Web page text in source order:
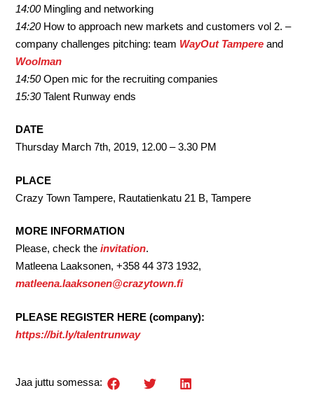
14:00Mingling and networking
14:20How to approach new markets and customers vol 2. –
company challenges pitching: team WayOut Tampere and
Woolman
14:50Open mic for the recruiting companies
15:30Talent Runway ends
DATE
Thursday March 7th, 2019, 12.00 – 3.30 PM
PLACE
Crazy Town Tampere, Rautatienkatu 21 B, Tampere
MORE INFORMATION
Please, check theinvitation.
Matleena Laaksonen, +358 44 373 1932,
matleena.laaksonen@crazytown.fi
PLEASE REGISTER HERE (company):
https://bit.ly/talentrunway
Jaa juttu somessa: